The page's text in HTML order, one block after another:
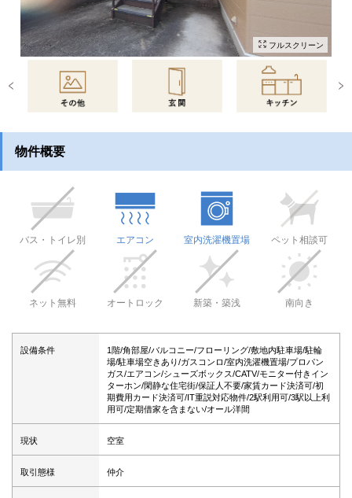
フルスクリーン
物件概要
バス・トイレ別 エアコン 室内洗濯機置場 ペット相談可
ネット無料 オートロック 新築・築浅 南向き
設備条件
1階/角部屋/バルコニー/フローリング/敷地内駐車場/駐輪
場/駐車場空きあり/ガスコンロ/室内洗濯機置場/プロパン
ガス/エアコン/シューズボックス/CATV/モニター付きイン
ターホン/閑静な住宅街/保証人不要/家賃カード決済可/初
期費用カード決済可/IT重説対応物件/2駅利用可/3駅以上利
用可/定期借家を含まない/オール洋間
現状 空室
取引態様 仲介